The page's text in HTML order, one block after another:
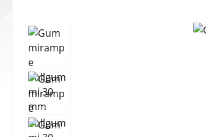
Bildergalerie überspringen